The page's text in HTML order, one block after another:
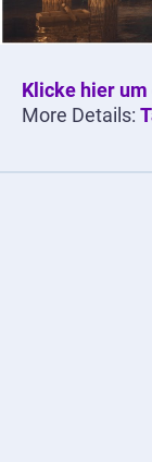
Klicke hier
More Details: